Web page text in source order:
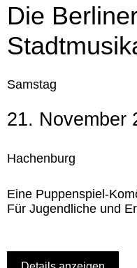
Die
Samstag
21. November
Hachenburg
Eine Puppenspiel-
Für Jugendliche und